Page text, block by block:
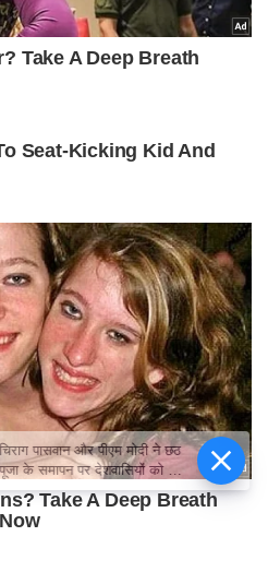
चिराग पासवान और पीएम मोदी ने छठ
पूजा के समापन पर देशवासियों को दी
शुभकामनाएं, छठी मैया से देश की
समृद्धि की कामना की